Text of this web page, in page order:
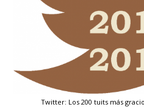
Twitter: Los 200 tuits más